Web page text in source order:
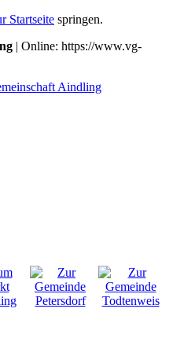
Startseite springen.
| Online: https://www.vg-